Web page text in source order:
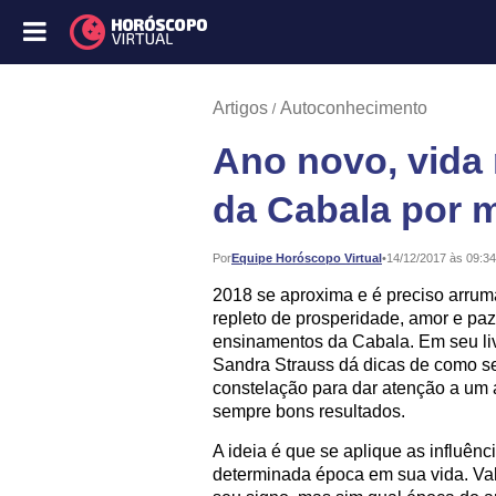
Artigos Autoconhecimento
Ano novo, vida
da Cabala por
PorEquipe Horóscopo Virtual•
Publicado: 14/12/2017 às 09:34
2018 se aproxima e é preciso
repleto de prosperidade, amor e
ensinamentos da Cabala. Em seu
Sandra Strauss dá dicas de como
constelação para dar atenção a
sempre bons resultados.
A ideia é que se aplique as
determinada época em sua vida.